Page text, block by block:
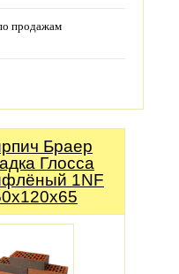
продажам
Браер
Глосса
1NF